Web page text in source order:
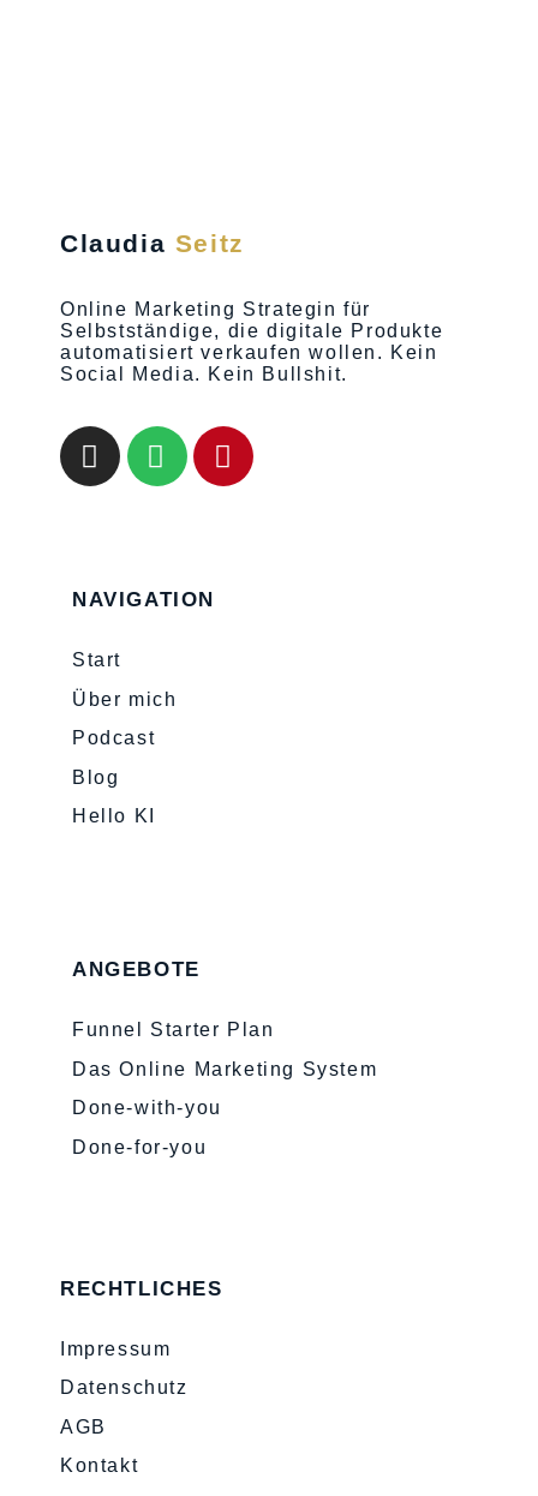
Claudia Seitz
Online Marketing Strategin für
Selbstständige, die digitale Produkte
automatisiert verkaufen wollen. Kein
Social Media. Kein Bullshit.
NAVIGATION
Start
Über mich
Podcast
Blog
Hello KI
ANGEBOTE
Funnel Starter Plan
Das Online Marketing System
Done-with-you
Done-for-you
RECHTLICHES
Impressum
Datenschutz
AGB
Kontakt